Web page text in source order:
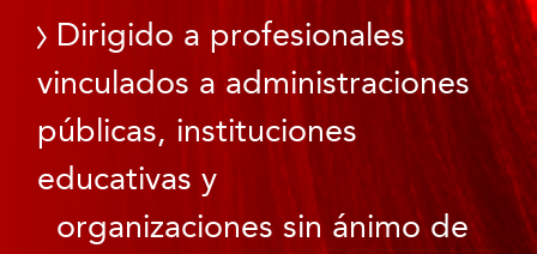
Dirigido a profesionales
vinculados a administraciones
públicas, instituciones
educativas y
organizaciones sin ánimo de